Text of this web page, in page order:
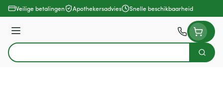
Ga naar de inhoud
Veilige betalingen Apothekersadvies Snelle beschikbaarheid
Menu
Product, merk, categorie...
Zoek